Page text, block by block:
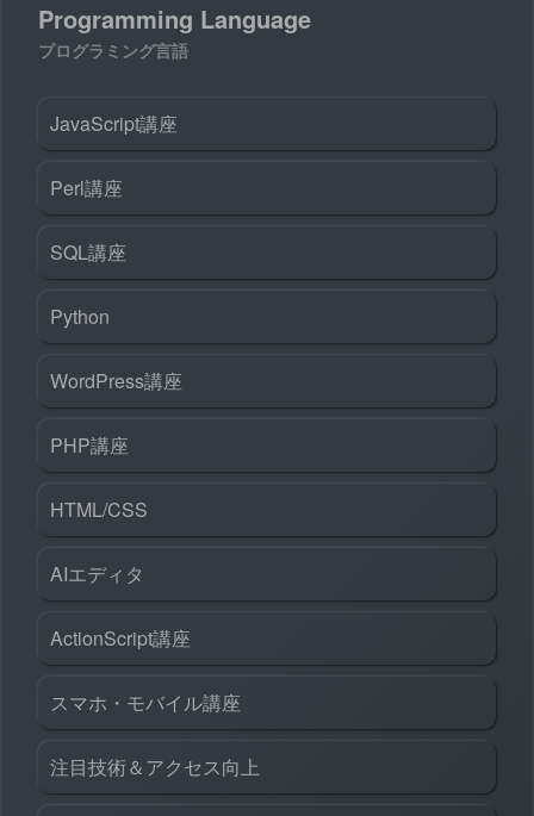
Programming Language
プログラミング言語
JavaScript講座
Perl講座
SQL講座
Python
WordPress講座
PHP講座
HTML/CSS
AIエディタ
ActionScript講座
スマホ・モバイル講座
注目技術＆アクセス向上